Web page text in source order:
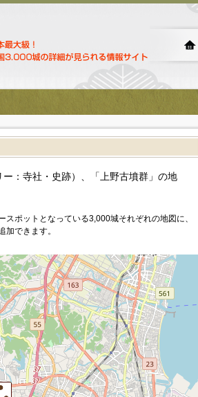
：寺社・史跡）、「上野古墳群」の地
スポットとなっている3,000城それぞれの地図に、
できます。